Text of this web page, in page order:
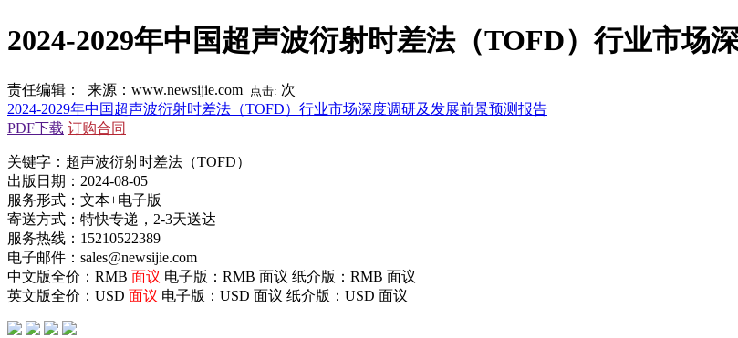
2024-2029年中国超声波衍射时差法（TOFD）行业市场
责任编辑： 来源：www.newsijie.com 点击: 次
2024-2029年中国超声波衍射时差法（TOFD）行业市场深度调研及发展前景预测报告
PDF下载 订购合同
关键字：超声波衍射时差法（TOFD）
出版日期：2024-08-05
服务形式：文本+电子版
寄送方式：特快专递，2-3天送达
服务热线：15210522389
电子邮件：sales@newsijie.com
中文版全价：RMB 面议 电子版：RMB 面议 纸介版：RMB 面议
英文版全价：USD 面议 电子版：USD 面议 纸介版：USD 面议